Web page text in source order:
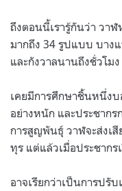
ถึงตอนนี้เรารู้กันว่า วา
มากถึง 34 รูปแบบ บาง
และกังวาลนานถึงชั่วโมง
เคยมีการศึกษาชิ้นหนึ่งบ
อย่างหนัก และประชาก
การสูญพันธุ์ วาฬจะส่งเ
ทุร แต่แล้วเมื่อประชาก
อาจเรียกว่าเป็นการปรั